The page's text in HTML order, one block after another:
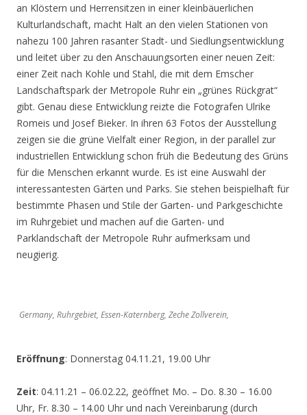
an Klöstern und Herrensitzen in einer kleinbäuerlichen
Kulturlandschaft, macht Halt an den vielen Stationen von
nahezu 100 Jahren rasanter Stadt- und Siedlungsentwicklung
und leitet über zu den Anschauungsorten einer neuen Zeit:
einer Zeit nach Kohle und Stahl, die mit dem Emscher
Landschaftspark der Metropole Ruhr ein „grünes Rückgrat“
gibt. Genau diese Entwicklung reizte die Fotografen Ulrike
Romeis und Josef Bieker. In ihren 63 Fotos der Ausstellung
zeigen sie die grüne Vielfalt einer Region, in der parallel zur
industriellen Entwicklung schon früh die Bedeutung des Grüns
für die Menschen erkannt wurde. Es ist eine Auswahl der
interessantesten Gärten und Parks. Sie stehen beispielhaft für
bestimmte Phasen und Stile der Garten- und Parkgeschichte
im Ruhrgebiet und machen auf die Garten- und
Parklandschaft der Metropole Ruhr aufmerksam und
neugierig.
Germany, Ruhrgebiet, Essen-Katernberg, Zeche Zollverein,
Eröffnung: Donnerstag 04.11.21, 19.00 Uhr
Zeit: 04.11.21 – 06.02.22, geöffnet Mo. – Do. 8.30 – 16.00
Uhr, Fr. 8.30 – 14.00 Uhr und nach Vereinbarung (durch